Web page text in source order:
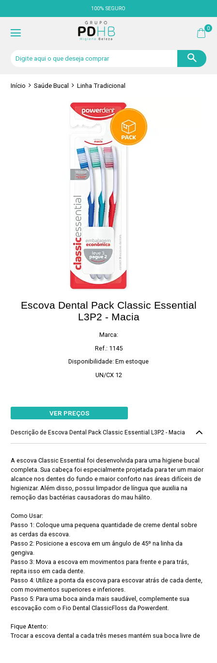
100% SEGURO
0
Início Saúde Bucal Linha Tradicional
Escova Dental Pack Classic Essential
L3P2 - Macia
Marca:
Ref.: 1145
Disponibilidade: Em estoque
UN/CX 12
VER PREÇOS
Descrição de Escova Dental Pack Classic Essential L3P2 - Macia
A escova Classic Essential foi desenvolvida para uma higiene bucal
completa. Sua cabeça foi especialmente projetada para ter um maior
alcance nos dentes do fundo e maior conforto nas áreas difíceis de
higienizar. Além disso, possui limpador de língua que auxilia na
remoção das bactérias causadoras do mau hálito.
Como Usar:
Passo 1: Coloque uma pequena quantidade de creme dental sobre
as cerdas da escova.
Passo 2: Posicione a escova em um ângulo de 45º na linha da
gengiva.
Passo 3: Mova a escova em movimentos para frente e para trás,
repita isso em cada dente.
Passo 4: Utilize a ponta da escova para escovar atrás de cada dente,
com movimentos superiores e inferiores.
Passo 5: Para uma boca ainda mais saudável, complemente sua
escovação com o Fio Dental ClassicFloss da Powerdent.
Fique Atento:
Trocar a escova dental a cada três meses mantém sua boca livre de